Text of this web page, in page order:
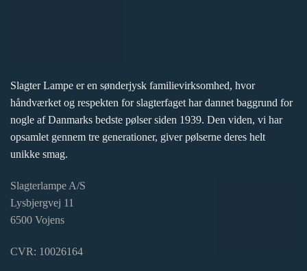
Slagter Lampe er en sønderjysk familievirksomhed, hvor
håndværket og respekten for slagterfaget har dannet baggrund for
nogle af Danmarks bedste pølser siden 1939. Den viden, vi har
opsamlet gennem tre generationer, giver pølserne deres helt
unikke smag.
Slagterlampe A/S
Lysbjergvej 11
6500 Vojens
CVR: 10026164